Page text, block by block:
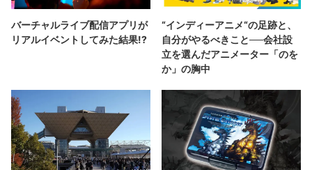
バーチャルライブ配信アプリが
リアルイベントしてみた結果!?
“インディーアニメ“の足跡と、
自分がやるべきこと──会社設
立を選んだアニメーター「のを
か」の胸中